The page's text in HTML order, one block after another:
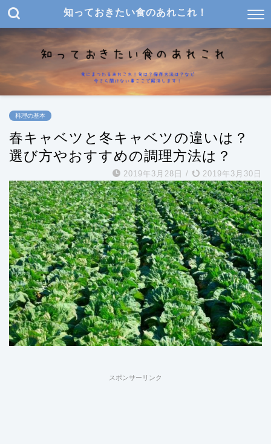
知っておきたい食のあれこれ！
料理の基本
春キャベツと冬キャベツの違いは？
選び方やおすすめの調理方法は？
2019年3月28日 / 2019年3月30日
スポンサーリンク